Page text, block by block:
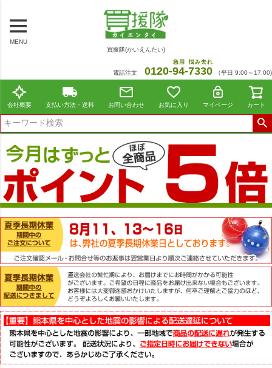
MENU
買援隊(かいえんたい)
電話注文 0120-94
急用
-7330
悩み去れ
（平日 9:00～17:00)
会社概要 支払い方法・送料 お問い合わせ お気に入り マイページ カート